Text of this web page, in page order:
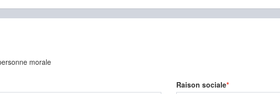
morale
Raison sociale